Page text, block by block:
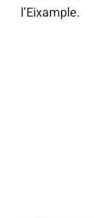
l’Eixample.